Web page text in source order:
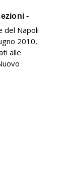
-
del Napoli
2010,
alle